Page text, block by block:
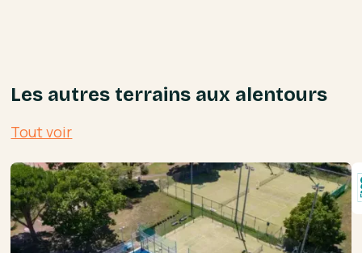
Les autres terrains aux alentours
Tout voir